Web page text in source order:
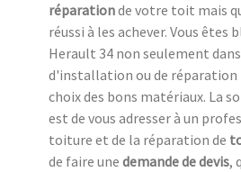
réparationde votre toit mais
réussi à les achever. Vous êtes
Herault 34 non seulement
d'installation ou de réparation
choix des bons matériaux. La
est de vous adresser à un
toiture et de la réparation de
de faire une demande de devis,